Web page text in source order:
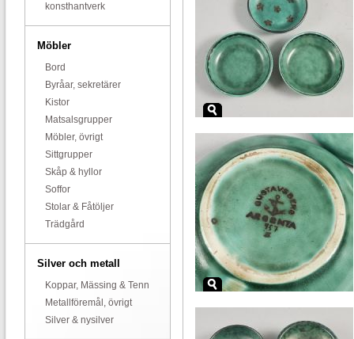
konsthantverk
Möbler
Bord
Byråar, sekretärer
Kistor
Matsalsgrupper
Möbler, övrigt
Sittgrupper
Skåp & hyllor
Soffor
Stolar & Fåtöljer
Trädgård
Silver och metall
Koppar, Mässing & Tenn
Metallföremål, övrigt
Silver & nysilver